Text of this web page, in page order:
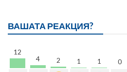
ВАШАТА РЕАКЦИЯ?
12
4 2 1 1 0